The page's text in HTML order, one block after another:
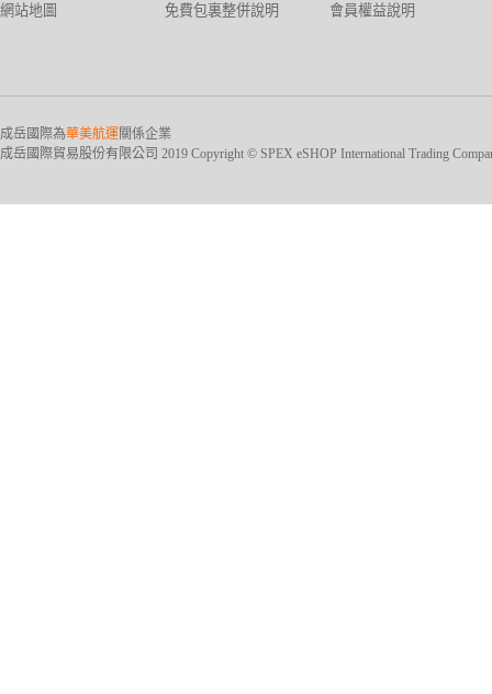
網站地圖
免費包裏整併說明
會員權益說明
成岳國際為華美航運關係企業
成岳國際貿易股份有限公司 2019 Copyright © SPEX eSHOP International Trading